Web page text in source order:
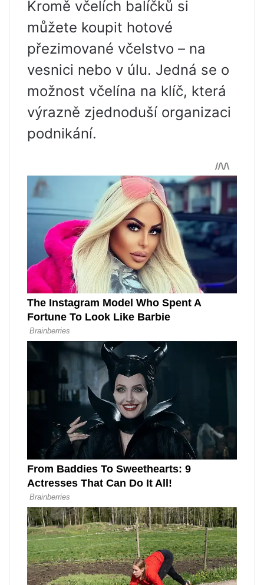
Kromě včelích balíčků si
můžete koupit hotové
přezimované včelstvo – na
vesnici nebo v úlu. Jedná se o
možnost včelína na klíč, která
výrazně zjednoduší organizaci
podnikání.